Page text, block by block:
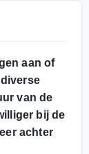
aan of
van de
bij de
achter